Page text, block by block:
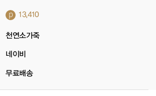
p 13,410
천연소가죽
네이비
무료배송